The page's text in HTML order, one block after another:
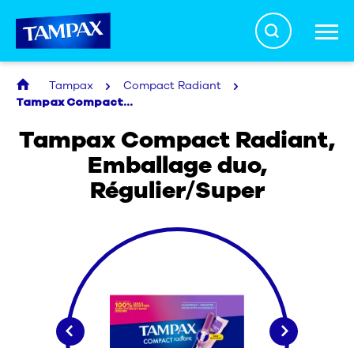
Search
La vérité sur les tampons
Santé menstruelle
À propos
Tampax Compact Radiant
Tampax Compact Radiant, Emballage duo, Régulier/Super
Tampax Compact Radiant,
Emballage duo,
Régulier/Super